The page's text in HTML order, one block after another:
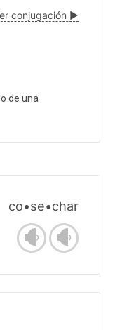
conjugación ▶
de una
co•se•char